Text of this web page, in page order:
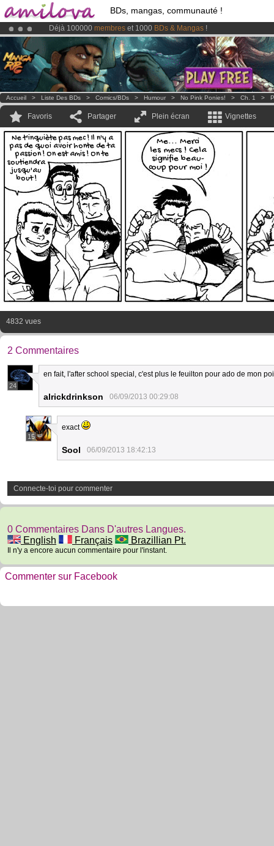
BDs, mangas, communauté !
Déjà 100000 membres et 1000 BDs & Mangas !
LeKickstarter Amilova est désormais lancé!.
Abonnement premium: à partir de
3.95 eurospar mois !Clique ici
Accueil > Liste Des BDs > Comics/BDs > Humour > No Pink Ponies! > Ch. 1 >
Favoris Partager Plein écran Vignettes
Ne t'inquiète pas mec ! Il n'y a
pas de quoi avoir honte de ta
passion ! On est amis ! On te
soutiendra
jusqu'au
bout !
Me... Merci
les mecs ! Cela
signifie beau-
coup pour moi !
4832 vues
2 Commentaires
24
en fait, l'after school special, c'est plus le feuilton pour ado de mon
alrickdrinkson 06/09/2013 00:29:08
15
exact
Sool 06/09/2013 18:42:13
Connecte-toi pour commenter
0 Commentaires Dans D'autres Langues.
English
Français Brazillian Pt.
Il n'y a encore aucun commentaire pour l'instant.
Commenter sur Facebook